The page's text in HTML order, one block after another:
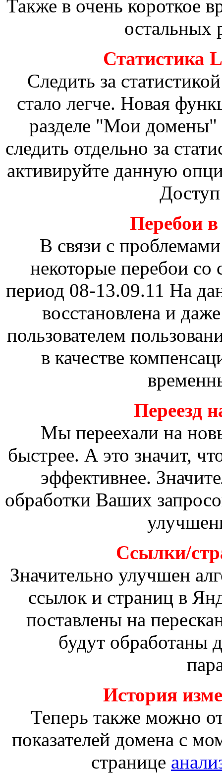
Также в очень короткое
остальных
Статистика
Следить за
стало легче. Новая
разделе "Мои домены"
следить отдельно за
активируйте данную
Перебои в
В связи с
некоторые перебои со
период 08-13.09.11 На
восстановлена и
пользователем
в качестве
Переезд
Мы переехали на
быстрее. А это значит,
эффективнее.
обработки Ваших
Ссылки/
Значительно улучшен
ссылок и страниц в
поставлены на
будут
История
Теперь также можно
показателей домена с
странице